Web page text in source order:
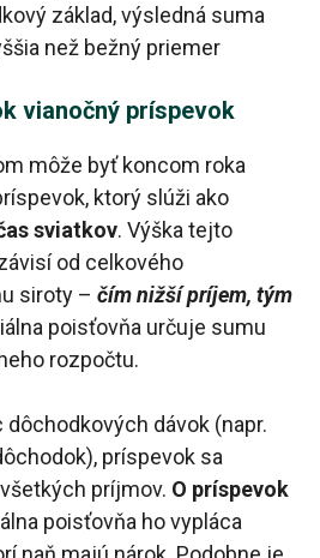
základ, výsledná suma
než bežný priemer
vianočný príspevok
môže byť koncom roka
ktorý slúži ako
sviatkov. Výška tejto
od celkového
siroty – čím nižší príjem, tým
poisťovňa určuje sumu
rozpočtu.
dôchodkových dávok (napr.
príspevok sa
príjmov. O príspevok
poisťovňa ho vypláca